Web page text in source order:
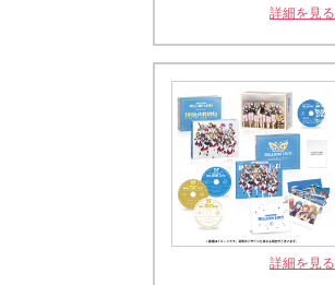
詳細を見る
詳細を見る